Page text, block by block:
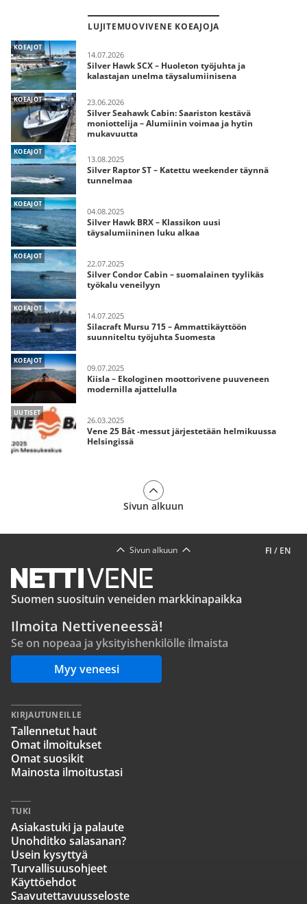
LUJITEMUOVIVENE KOEAJOJA
KOEAJOT
14.07.2026
Silver Hawk SCX – Huoleton työjuhta ja
kalastajan unelma täysalumiinisena
KOEAJOT 23.06.2026
Silver Seahawk Cabin: Saariston kestävä
moniottelija – Alumiinin voimaa ja hytin
mukavuutta
KOEAJOT
13.08.2025
Silver Raptor ST – Katettu weekender täynnä
tunnelmaa
KOEAJOT
04.08.2025
Silver Hawk BRX – Klassikon uusi
täysalumiininen luku alkaa
KOEAJOT
22.07.2025
Silver Condor Cabin – suomalainen tyylikäs
työkalu veneilyyn
KOEAJOT
14.07.2025
Silacraft Mursu 715 – Ammattikäyttöön
suunniteltu työjuhta Suomesta
KOEAJOT
09.07.2025
Kiisla – Ekologinen moottorivene puuveneen
modernilla ajattelulla
UUTISET
26.03.2025
Vene 25 Båt -messut järjestetään helmikuussa
Helsingissä
Sivun alkuun
FI / EN
Sivun alkuun
Suomen suosituin veneiden markkinapaikka
Ilmoita Nettiveneessä!
Se on nopeaa ja yksityishenkilölle ilmaista
Myy veneesi
KIRJAUTUNEILLE
Tallennetut haut
Omat ilmoitukset
Omat suosikit
Mainosta ilmoitustasi
TUKI
Asiakastuki ja palaute
Unohditko salasanan?
Usein kysyttyä
Turvallisuusohjeet
Käyttöehdot
Saavutettavuusseloste